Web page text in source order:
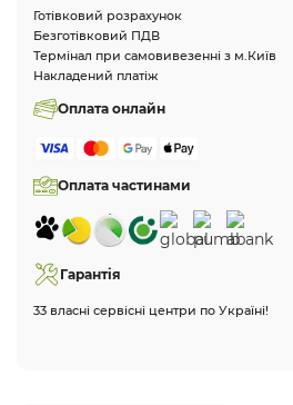
Готівковий розрахунок
Безготівковий ПДВ
Термінал при самовивезенні з м.Київ
Накладений платіж
Оплата онлайн
Оплата частинами
Гарантія
33 власні сервісні центри по Україні!